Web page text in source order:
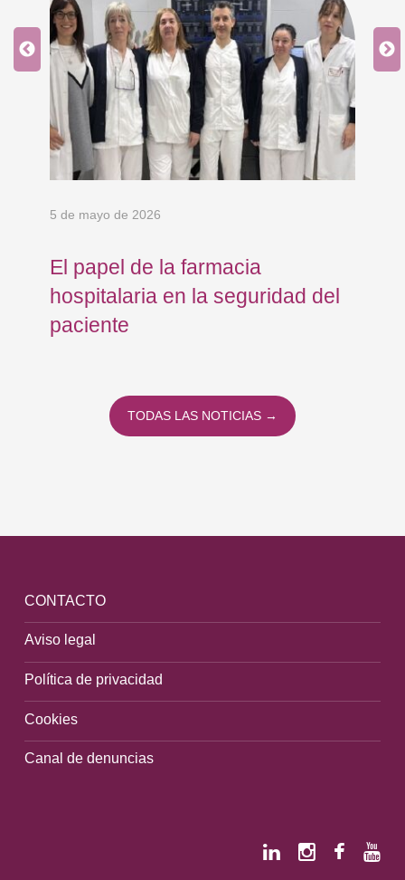
5 de mayo de 2026
El papel de la farmacia
hospitalaria en la seguridad del
paciente
TODAS LAS NOTICIAS →
CONTACTO
Aviso legal
Política de privacidad
Cookies
Canal de denuncias